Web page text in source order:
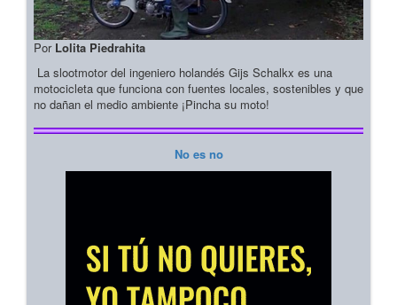
Por Lolita Piedrahita
La slootmotor del ingeniero holandés Gijs Schalkx es una
motocicleta que funciona con fuentes locales, sostenibles y que
no dañan el medio ambiente ¡Pincha su moto!
No es no